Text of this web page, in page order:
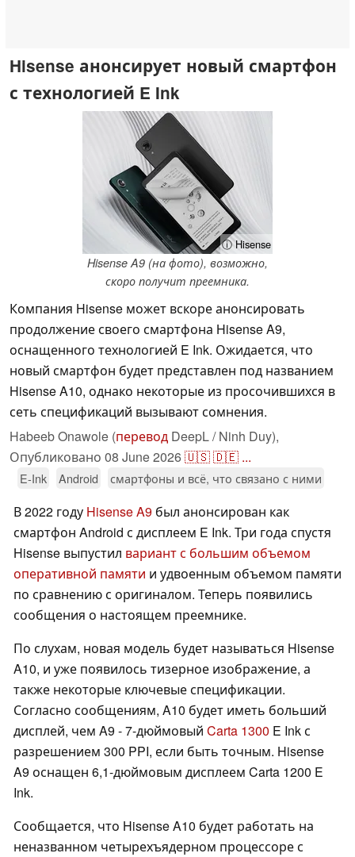
Hisense анонсирует новый смартфон
с технологией E Ink
ⓘ Hisense
Hisense A9 (на фото), возможно,
скоро получит преемника.
Компания Hisense может вскоре анонсировать
продолжение своего смартфона Hisense A9,
оснащенного технологией E Ink. Ожидается, что
новый смартфон будет представлен под названием
Hisense A10, однако некоторые из просочившихся в
сеть спецификаций вызывают сомнения.
Habeeb Onawole (перевод DeepL / Ninh Duy),
Опубликовано 08 June 2026🇺🇸🇩🇪 ...
E-Ink Android смартфоны и всё, что связано с ними
В 2022 году Hisense A9 был анонсирован как
смартфон Android с дисплеем E Ink. Три года спустя
Hisense выпустил вариант с большим объемом
оперативной памяти и удвоенным объемом памяти
по сравнению с оригиналом. Теперь появились
сообщения о настоящем преемнике.
По слухам, новая модель будет называться Hisense
A10, и уже появилось тизерное изображение, а
также некоторые ключевые спецификации.
Согласно сообщениям, A10 будет иметь больший
дисплей, чем A9 - 7-дюймовый Carta 1300 E Ink с
разрешением 300 PPI, если быть точным. Hisense
A9 оснащен 6,1-дюймовым дисплеем Carta 1200 E
Ink.
Сообщается, что Hisense A10 будет работать на
неназванном четырехъядерном процессоре с